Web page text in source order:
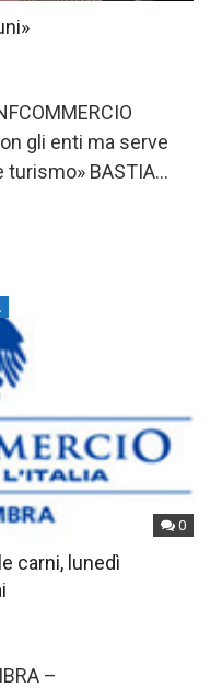
gli enti ma serve
turismo» BASTIA
0
carni, lunedì
–